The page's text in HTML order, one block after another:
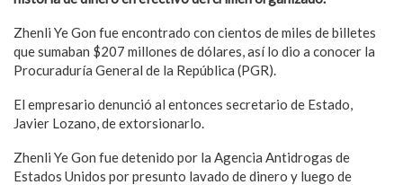
Zhenli Ye Gon fue encontrado con cientos de miles de billetes
que sumaban $207 millones de dólares, así lo dio a conocer la
Procuraduría General de la República (PGR).
El empresario denunció al entonces secretario de Estado,
Javier Lozano, de extorsionarlo.
Zhenli Ye Gon fue detenido por la Agencia Antidrogas de
Estados Unidos por presunto lavado de dinero y luego de